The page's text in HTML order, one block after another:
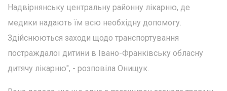
Надвірнянську центральну районну лікарню, де
медики надають їм всю необхідну допомогу.
Здійснюються заходи щодо транспортування
постраждалої дитини в Івано-Франківську обласну
дитячу лікарню", - розповіла Онищук.